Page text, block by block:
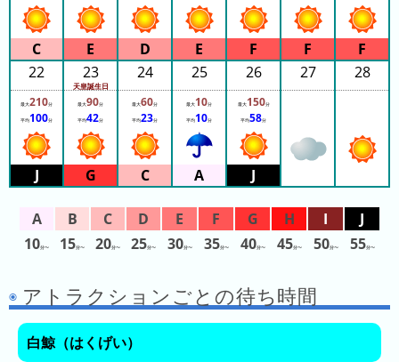
ラ
ン
グ
先
月
の
ラ
ン
グ
年
22
最大210分
平均100分
23
天皇誕生日
最大90分
平均42分
24
最大60分
平均23分
25
最大10分
平均10分
26
最大150分
平均58分
27 28
10分〜 15分〜 20分〜 25分〜 30分〜 35分〜 40分〜 45分〜 50分〜 55分〜
アトラクションごとの待ち時間
白鯨（はくげい）